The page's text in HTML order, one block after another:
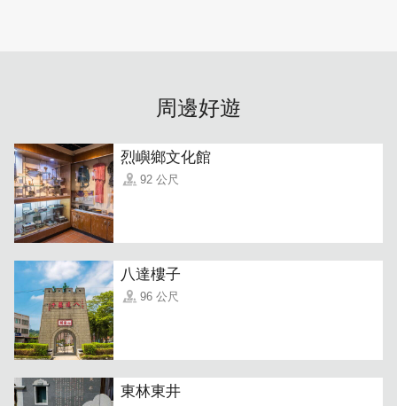
周邊好遊
烈嶼鄉文化館
92 公尺
八達樓子
96 公尺
東林東井